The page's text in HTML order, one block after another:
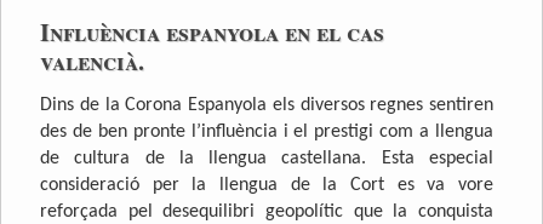
Influència espanyola en el cas
valencià.
Dins de la Corona Espanyola els diversos regnes sentiren
des de ben pronte l’influència i el prestigi com a llengua
de cultura de la llengua castellana. Esta especial
consideració per la llengua de la Cort es va vore
reforçada pel desequilibri geopolític que la conquista